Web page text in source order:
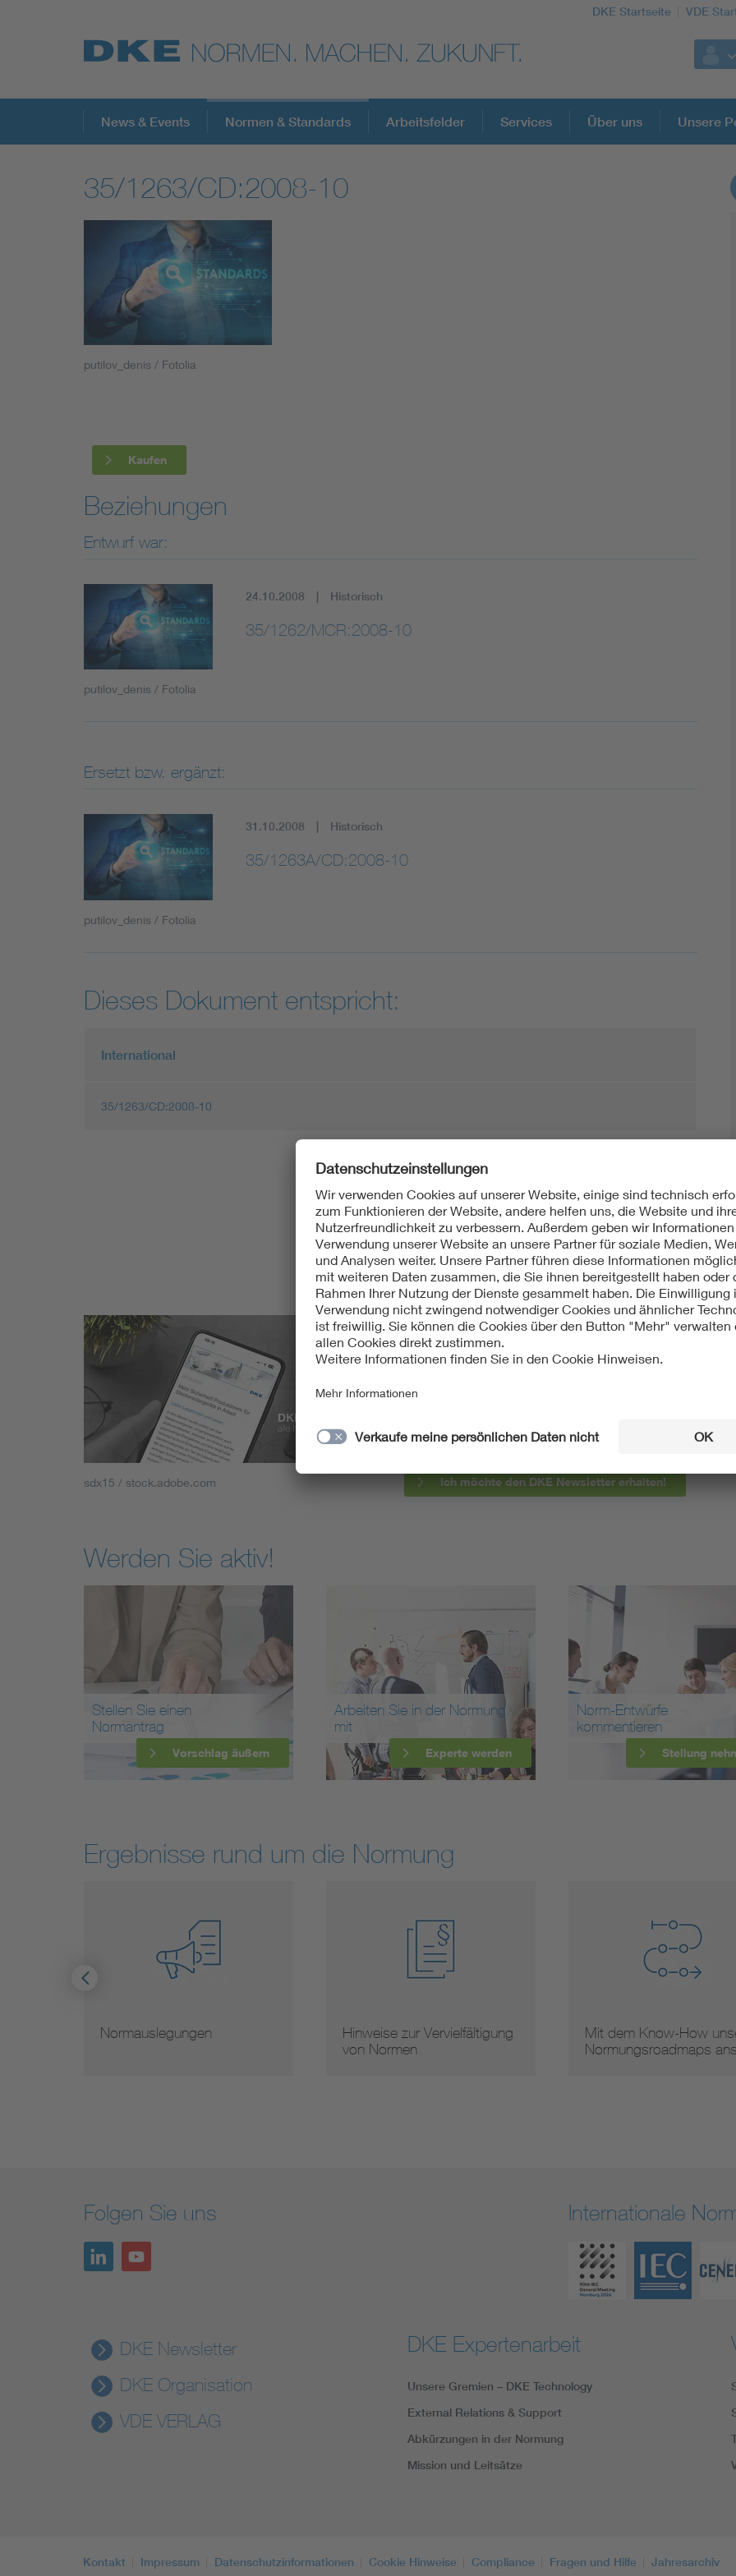
DKE Startseite VDE
Top-Themen
VDE Fokusthemen
Digital Security
Energy
Mobility
Smart Cities
DKE Fachinformationen im Kontext der
News & Events Normen & Standards Arbeitsfelder Services Über uns Unsere
35/1263/CD:2008-10
putilov_denis / Fotolia
Kaufen
Beziehungen
Entwurf war:
putilov_denis / Fotolia
24.10.2008 Historisch
35/1262/MCR:2008-10
Ersetzt bzw. ergänzt:
putilov_denis / Fotolia
31.10.2008 Historisch
35/1263A/CD:2008-10
Dieses Dokument entspricht:
International
35/1263/CD:2008-10
sdx15 / stock.adobe.com
Mit unserem DKE Newsletter sind Sie immer top
fassen wir die wichtigsten Entwicklungen in der
berichten wir über aktuelle Arbeitsergebnisse,
informieren wir Sie bereits frühzeitig über zukünftige
Ich möchte den DKE Newsletter erhalten!
Werden Sie aktiv!
Stellen Sie einen
Normantrag
Vorschlag äußern
Arbeiten Sie in der Normung
mit
Experte werden
Norm-Entwürfe
kommentieren
Stellung
Ergebnisse rund um die Normung
Hinweise zur Vervielfältigung
Mit dem Know-How unserer
Normungsroadmaps ans …
Arbeitsergebnisse
Folgen Sie uns Internationale
DKE Newsletter
DKE Organisation
VDE VERLAG
DKE Expertenarbeit
Unsere Gremien – DKE Technology
External Relations & Support
Abkürzungen in der Normung
Mission und Leitsätze
Kontakt Impressum Datenschutzinformationen Cookie Hinweise Compliance Fragen und Hilfe Jahresarchiv